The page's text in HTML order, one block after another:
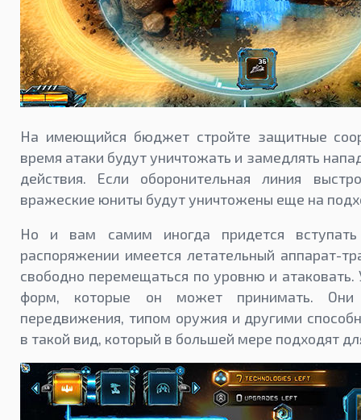
На имеющийся бюджет стройте защитные
время атаки будут уничтожать и замедлять
действия. Если оборонительная линия
вражеские юниты будут уничтожены еще на
Но и вам самим иногда придется
распоряжении имеется летательный аппарат-
свободно перемещаться по уровню и атаковать.
форм, которые он может принимать. Они
передвижения, типом оружия и другими
в такой вид, который в большей мере подходят